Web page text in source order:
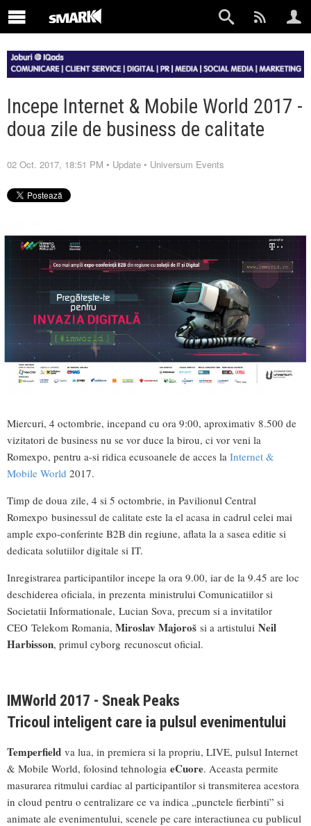
Incepe Internet & Mobile World 2017 -
doua zile de business de calitate
02 Oct. 2017, 18:51 PM • Update • Universum Events
Miercuri, 4 octombrie, incepand cu ora 9:00, aproximativ 8.500 de
vizitatori de business nu se vor duce la birou, ci vor veni la
Romexpo, pentru a-si ridica ecusoanele de acces la Internet &
Mobile World 2017.
Timp de doua zile, 4 si 5 octombrie, in Pavilionul Central
Romexpo businessul de calitate este la el acasa in cadrul celei mai
ample expo-conferinte B2B din regiune, aflata la a sasea editie si
dedicata solutiilor digitale si IT.
Inregistrarea participantilor incepe la ora 9.00, iar de la 9.45 are loc
deschiderea oficiala, in prezenta ministrului Comunicatiilor si
Societatii Informationale, Lucian Sova, precum si a invitatilor
CEO Telekom Romania, Miroslav Majoroš si a artistului Neil
Harbisson, primul cyborg recunoscut oficial.
IMWorld 2017 - Sneak Peaks
Tricoul inteligent care ia pulsul evenimentului
Temperfield va lua, in premiera si la propriu, LIVE, pulsul Internet
& Mobile World, folosind tehnologia eCuore. Aceasta permite
masurarea ritmului cardiac al participantilor si transmiterea acestora
in cloud pentru o centralizare ce va indica „punctele fierbinti” si
animate ale evenimentului, scenele pe care interactiunea cu publicul